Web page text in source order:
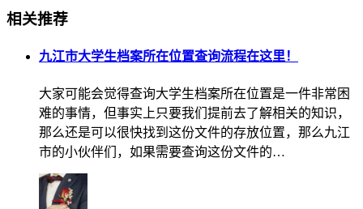
相关推荐
九江市大学生档案所在位置查询流程在这里！
大家可能会觉得查询大学生档案所在位置是一件非常困
难的事情，但事实上只要我们提前去了解相关的知识，
那么还是可以很快找到这份文件的存放位置，那么九江
市的小伙伴们，如果需要查询这份文件的…